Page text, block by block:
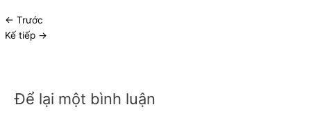
← Trước
Kế tiếp →
Để lại một bình luận